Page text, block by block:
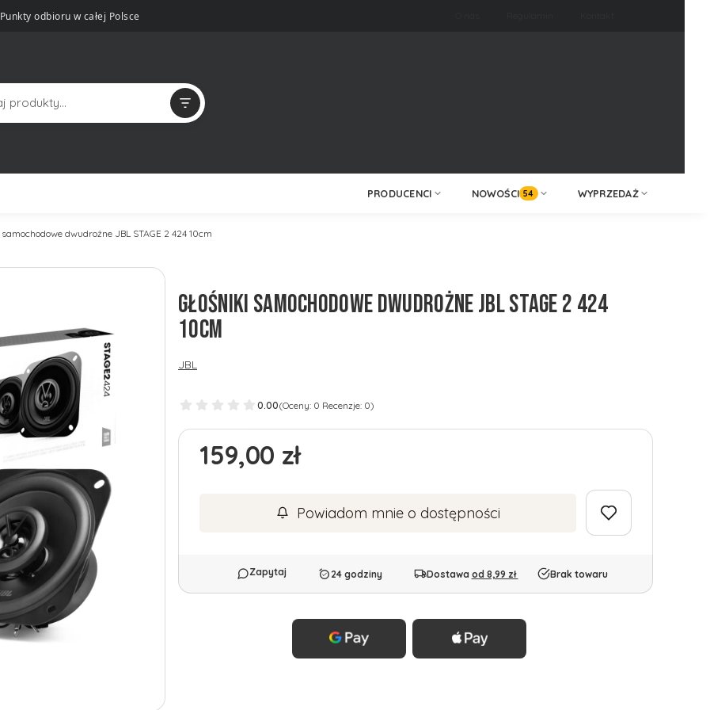
Punkty odbioru w całej Polsce
PRODUCENCI NOWOŚCI 54 WYPRZEDAŻ
samochodowe dwudrożne JBL STAGE 2 424 10cm
GŁOŚNIKI SAMOCHODOWE DWUDROŻNE JBL STAGE 2 424
10CM
JBL
0.00(Oceny: 0 Recenzje: 0)
Cena
159,00 zł
Powiadom mnie o dostępności
24 godziny Dostawa od 8,99 zł Brak towaru